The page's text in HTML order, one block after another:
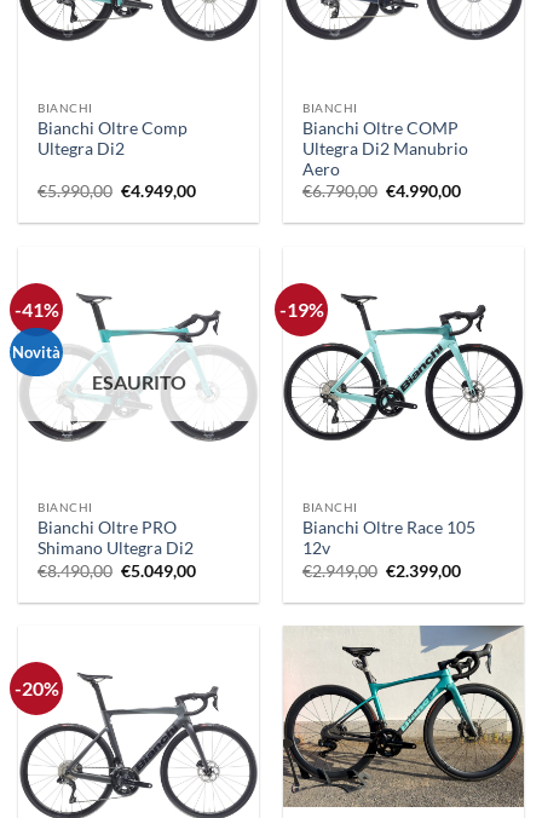
BIANCHI
Bianchi Oltre Comp
Ultegra Di2
€5.990,00 Il
originale
€4.949,00Il
attuale
BIANCHI
Bianchi Oltre COMP
Ultegra Di2 Manubrio
Aero
€6.790,00 Il
originale
€4.990,00Il
attuale
-41%
Novità
ESAURITO
BIANCHI
Bianchi Oltre PRO
Shimano Ultegra Di2
€8.490,00 Il
originale
€5.049,00Il
attuale
-19%
BIANCHI
Bianchi Oltre Race 105
12v
€2.949,00 Il
originale
€2.949,00.
€2.399,00Il
attuale
€2.399,00.
-20%